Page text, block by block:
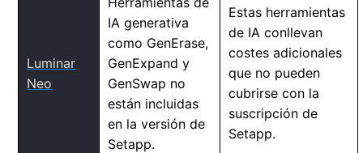
Luminar
Neo
IA generativa
como GenErase,
GenExpand y
GenSwap no
están incluidas
en la versión de
Setapp.
Estas herramientas
de IA conllevan
costes adicionales
que no pueden
cubrirse con la
suscripción de
Setapp.